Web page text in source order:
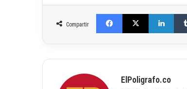
Compartir
Facebook X LinkedIn
ElPoligrafo.co